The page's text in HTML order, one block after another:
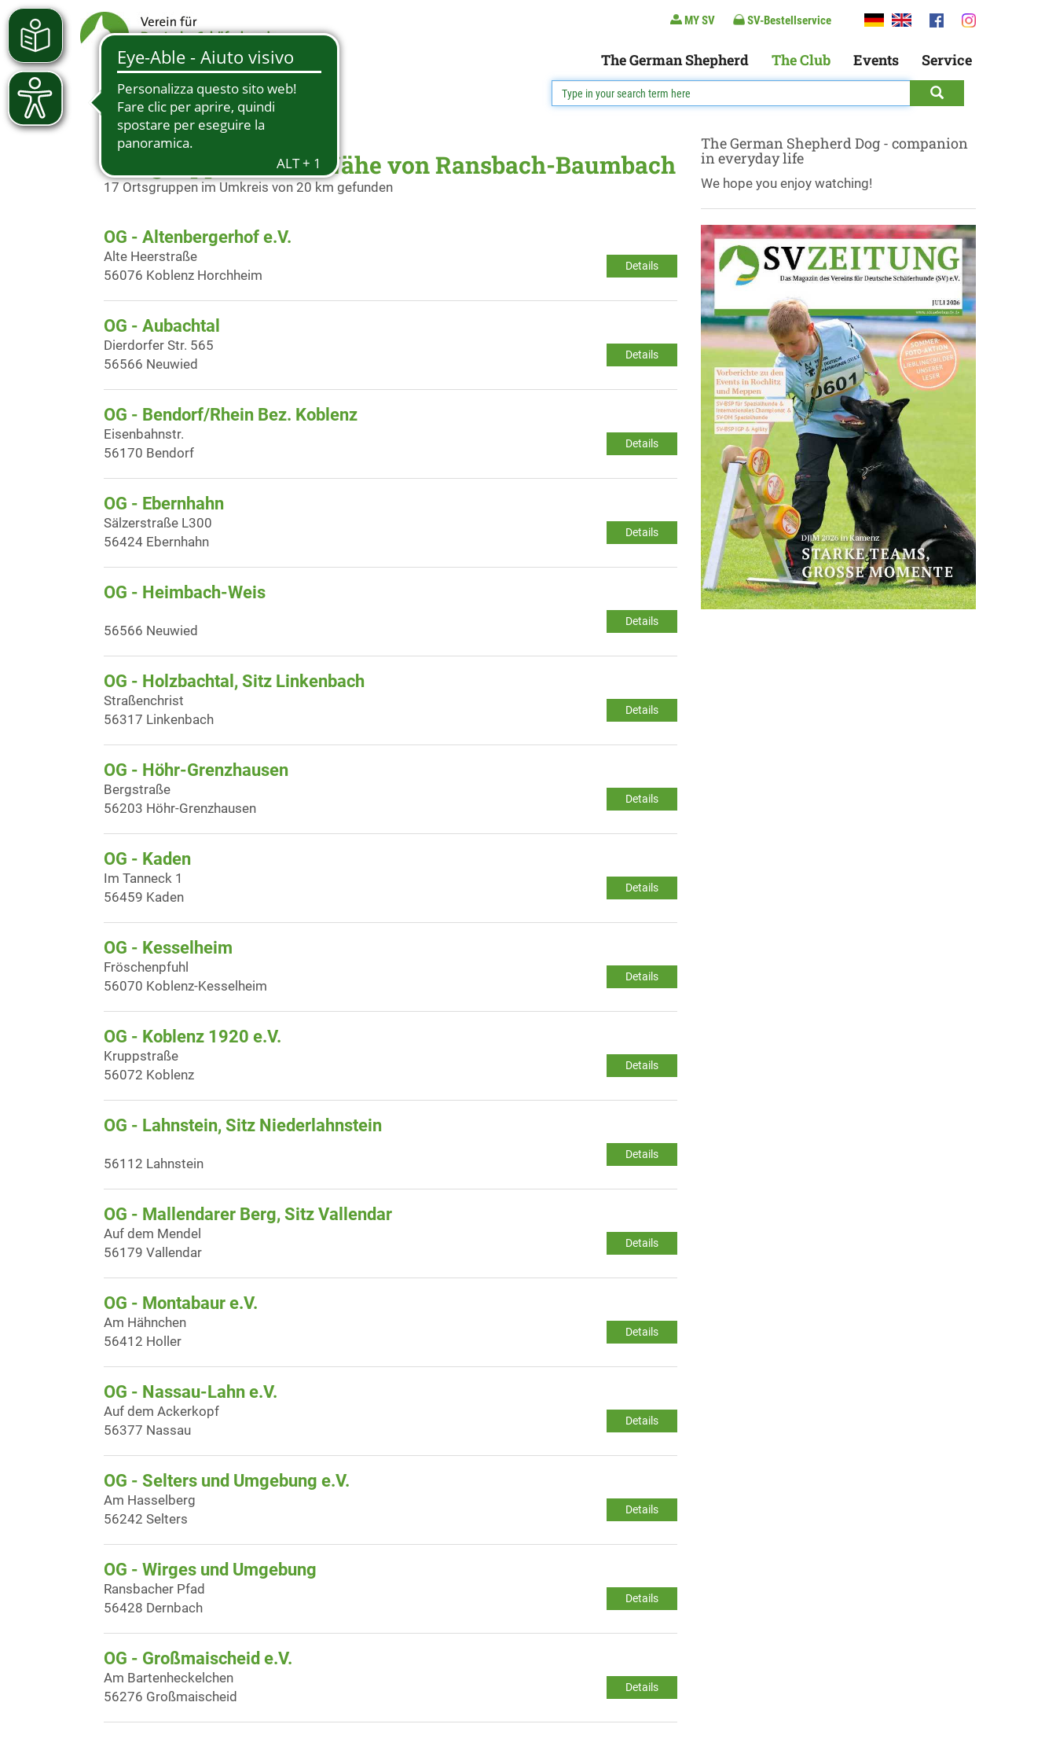
MY SV SV-Bestellservice
The German Shepherd The Club Events Service
Ortsgruppen in der Nähe von Ransbach-Baumbach
17 Ortsgruppen im Umkreis von 20 km gefunden
OG - Altenbergerhof e.V.
Details
Alte Heerstraße
56076 Koblenz Horchheim
OG - Aubachtal
Details
Dierdorfer Str. 565
56566 Neuwied
OG - Bendorf/Rhein Bez. Koblenz
Details
Eisenbahnstr.
56170 Bendorf
OG - Ebernhahn
Details
Sälzerstraße L300
56424 Ebernhahn
OG - Heimbach-Weis
Details
56566 Neuwied
OG - Holzbachtal, Sitz Linkenbach
Details
Straßenchrist
56317 Linkenbach
OG - Höhr-Grenzhausen
Details
Bergstraße
56203 Höhr-Grenzhausen
OG - Kaden
Details
Im Tanneck 1
56459 Kaden
OG - Kesselheim
Details
Fröschenpfuhl
56070 Koblenz-Kesselheim
OG - Koblenz 1920 e.V.
Details
Kruppstraße
56072 Koblenz
OG - Lahnstein, Sitz Niederlahnstein
Details
56112 Lahnstein
OG - Mallendarer Berg, Sitz Vallendar
Details
Auf dem Mendel
56179 Vallendar
OG - Montabaur e.V.
Details
Am Hähnchen
56412 Holler
OG - Nassau-Lahn e.V.
Details
Auf dem Ackerkopf
56377 Nassau
OG - Selters und Umgebung e.V.
Details
Am Hasselberg
56242 Selters
OG - Wirges und Umgebung
Details
Ransbacher Pfad
56428 Dernbach
OG - Großmaischeid e.V.
Details
Am Bartenheckelchen
56276 Großmaischeid
The German Shepherd Dog - companion
in everyday life
We hope you enjoy watching!